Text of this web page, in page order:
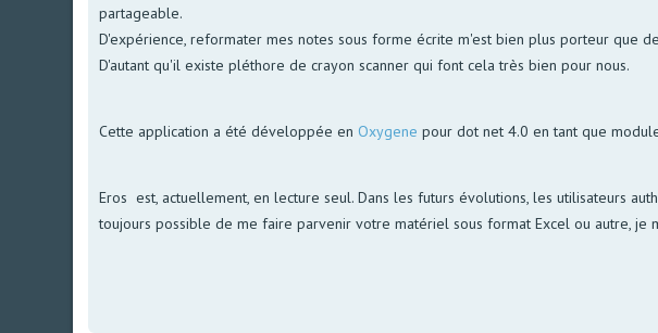
partageable.
D'expérience, reformater mes notes sous forme écrite m'est bien plus porteur que
D'autant qu'il existe pléthore de crayon scanner qui font cela très bien pour nous.
Cette application a été développée en Oxygene pour dot net 4.0 en tant que
Eros est, actuellement, en lecture seul. Dans les futurs évolutions, les utilisateurs
toujours possible de me faire parvenir votre matériel sous format Excel ou autre, je